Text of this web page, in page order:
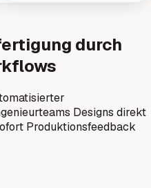
durch
Designs direkt
Produktionsfeedback